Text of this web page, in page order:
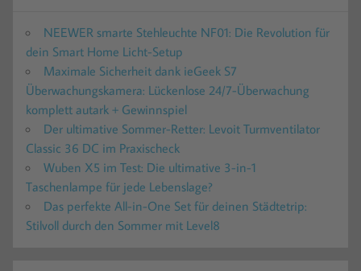
NEEWER smarte Stehleuchte NF01: Die Revolution für
dein Smart Home Licht-Setup
Maximale Sicherheit dank ieGeek S7
Überwachungskamera: Lückenlose 24/7-Überwachung
komplett autark + Gewinnspiel
Der ultimative Sommer-Retter: Levoit Turmventilator
Classic 36 DC im Praxischeck
Wuben X5 im Test: Die ultimative 3-in-1
Taschenlampe für jede Lebenslage?
Das perfekte All-in-One Set für deinen Städtetrip:
Stilvoll durch den Sommer mit Level8